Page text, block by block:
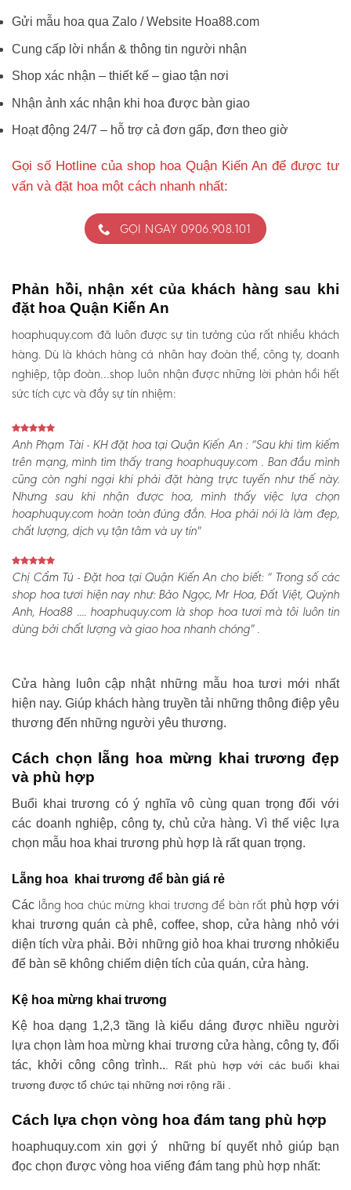
Gửi mẫu hoa qua Zalo / Website Hoa88.com
Cung cấp lời nhắn & thông tin người nhận
Shop xác nhận – thiết kế – giao tận nơi
Nhận ảnh xác nhận khi hoa được bàn giao
Hoạt động 24/7 – hỗ trợ cả đơn gấp, đơn theo giờ
Gọi số Hotline của shop hoa Quận Kiến An để được tư
vấn và đặt hoa một cách nhanh nhất:
GỌI NGAY 0906.908.101
Phản hồi, nhận xét của khách hàng sau khi
đặt hoa Quận Kiến An
hoaphuquy.com đã luôn được sự tin tưởng của rất nhiều khách
hàng. Dù là khách hàng cá nhân hay đoàn thể, công ty, doanh
nghiệp, tập đoàn…shop luôn nhận được những lời phản hồi hết
sức tích cực và đầy sự tín nhiệm:
Anh Phạm Tài - KH đặt hoa tại Quận Kiến An :“Sau khi tìm kiếm
trên mạng, mình tìm thấy trang hoaphuquy.com . Ban đầu mình
cũng còn nghi ngại khi phải đặt hàng trực tuyến như thế này.
Nhưng sau khi nhận được hoa, mình thấy việc lựa chọn
hoaphuquy.com hoàn toàn đúng đắn. Hoa phải nói là làm đẹp,
chất lượng, dịch vụ tận tâm và uy tín"
Chị Cẩm Tú - Đặt hoa tại Quận Kiến An cho biết:“ Trong số các
shop hoa tươi hiện nay như: Bảo Ngọc, Mr Hoa, Đất Việt, Quỳnh
Anh, Hoa88 .... hoaphuquy.com là shop hoa tươi mà tôi luôn tin
dùng bởi chất lượng và giao hoa nhanh chóng" .
Cửa hàng luôn cập nhật những mẫu hoa tươi mới nhất
hiện nay. Giúp khách hàng truyền tải những thông điệp yêu
thương đến những người yêu thương.
Cách chọn lẵng hoa mừng khai trương đẹp
và phù hợp
Buổi khai trương có ý nghĩa vô cùng quan trọng đối với
các doanh nghiệp, công ty, chủ cửa hàng. Vì thế việc lựa
chọn mẫu hoa khai trương phù hợp là rất quan trọng.
Lẵng hoa khai trương để bàn giá rẻ
Các lẵng hoa chúc mừng khai trương để bàn rất phù hợp với
khai trương quán cà phê, coffee, shop, cửa hàng nhỏ với
diện tích vừa phải. Bởi những giỏ hoa khai trương nhỏkiểu
để bàn sẽ không chiếm diện tích của quán, cửa hàng.
Kệ hoa mừng khai trương
Kệ hoa dạng 1,2,3 tầng là kiểu dáng được nhiều người
lựa chọn làm hoa mừng khai trương cửa hàng, công ty, đối
tác, khởi công công trình.. . Rất phù hợp với các buổi khai
trương được tổ chức tại những nơi rộng rãi .
Cách lựa chọn vòng hoa đám tang phù hợp
hoaphuquy.com xin gợi ý những bí quyết nhỏ giúp bạn
đọc chọn được vòng hoa viếng đám tang phù hợp nhất: